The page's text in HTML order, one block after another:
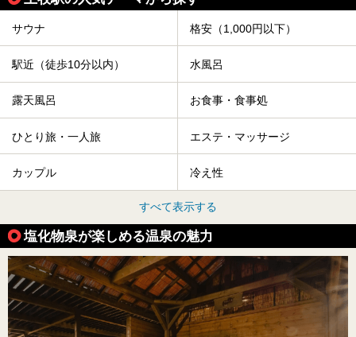
サウナ 格安（1,000円以下）
駅近（徒歩10分以内） 水風呂
露天風呂 お食事・食事処
ひとり旅・一人旅 エステ・マッサージ
カップル 冷え性
すべて表示する
塩化物泉が楽しめる温泉の魅力